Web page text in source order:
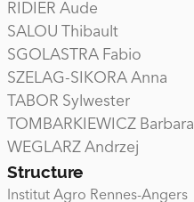
RIDIER Aude
SALOU Thibault
SGOLASTRA Fabio
SZELAG-SIKORA Anna
TABOR Sylwester
TOMBARKIEWICZ Barbara
WEGLARZ Andrzej
Structure
Institut Agro Rennes-Angers